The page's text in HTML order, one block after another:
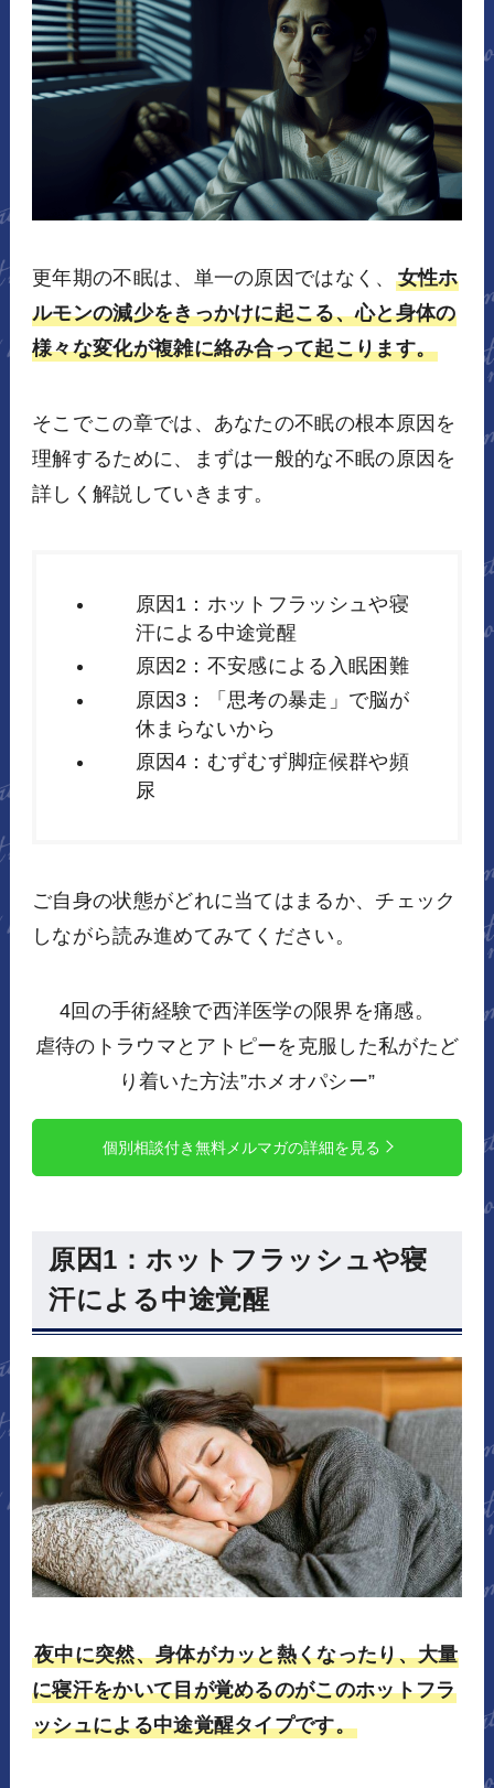
更年期の不眠は、単一の原因ではなく、 女性ホ
ルモンの減少をきっかけに起こる、心と身体の
様々な変化が複雑に絡み合って起こります。
そこでこの章では、あなたの不眠の根本原因を
理解するために、まずは一般的な不眠の原因を
詳しく解説していきます。
原因1：ホットフラッシュや寝
汗による中途覚醒
原因2：不安感による入眠困難
原因3：「思考の暴走」で脳が
休まらないから
原因4：むずむず脚症候群や頻
尿
ご自身の状態がどれに当てはまるか、チェック
しながら読み進めてみてください。
4回の手術経験で西洋医学の限界を痛感。
虐待のトラウマとアトピーを克服した私がたど
り着いた方法”ホメオパシー”
個別相談付き無料メルマガの詳細を見る
原因1：ホットフラッシュや寝
汗による中途覚醒
夜中に突然、身体がカッと熱くなったり、大量
に寝汗をかいて目が覚めるのがこのホットフラ
ッシュによる中途覚醒タイプです。